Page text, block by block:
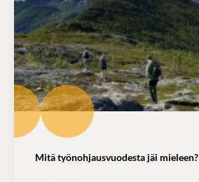
Mitä työnohjausvuodesta jäi mieleen?